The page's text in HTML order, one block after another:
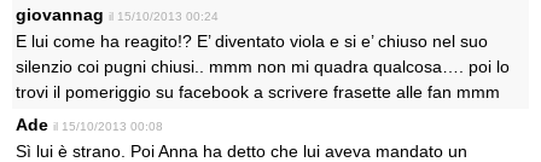
giovannag il 15/10/2013 00:24
E lui come ha reagito!? E’ diventato viola e si e’ chiuso nel suo
silenzio coi pugni chiusi.. mmm non mi quadra qualcosa…. poi lo
trovi il pomeriggio su facebook a scrivere frasette alle fan mmm
Ade il 15/10/2013 00:08
Sì lui è strano. Poi Anna ha detto che lui aveva mandato un